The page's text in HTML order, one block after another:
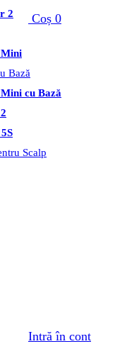
2
Mini
Bază
cu Bază
Scalp
Intră în cont
Coș 0